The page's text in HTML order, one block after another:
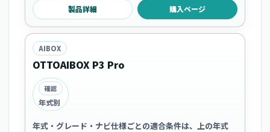
製品詳細 購入ページ
AIBOX
OTTOAIBOX P3 Pro
確認
年式別
年式・グレード・ナビ仕様ごとの適合条件は、上の年式